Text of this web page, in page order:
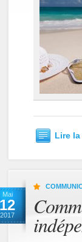
Lire
Mai
12
2017